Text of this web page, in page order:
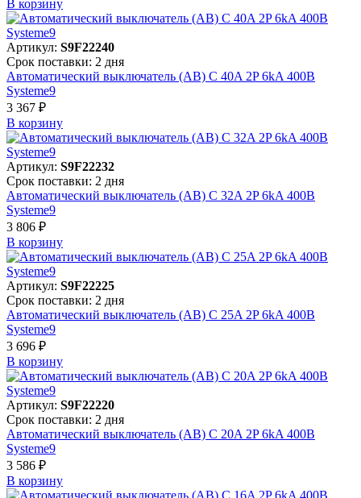
В корзинy
Артикул: S9F22240
Срок поставки: 2 дня
Автоматический выключатель (АВ) C 40A 2P 6kA 400В
Systeme9
3 367 ₽
В корзинy
Артикул: S9F22232
Срок поставки: 2 дня
Автоматический выключатель (АВ) C 32A 2P 6kA 400В
Systeme9
3 806 ₽
В корзинy
Артикул: S9F22225
Срок поставки: 2 дня
Автоматический выключатель (АВ) C 25A 2P 6kA 400В
Systeme9
3 696 ₽
В корзинy
Артикул: S9F22220
Срок поставки: 2 дня
Автоматический выключатель (АВ) C 20A 2P 6kA 400В
Systeme9
3 586 ₽
В корзинy